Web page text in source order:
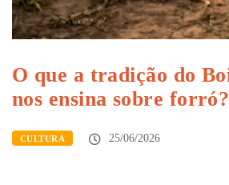
O que a tradição do
nos ensina sobre forró?
CULTURA 25/06/2026